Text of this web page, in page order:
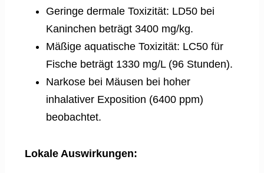
Geringe dermale Toxizität: LD50 bei
Kaninchen beträgt 3400 mg/kg.
Mäßige aquatische Toxizität: LC50 für
Fische beträgt 1330 mg/L (96 Stunden).
Narkose bei Mäusen bei hoher
inhalativer Exposition (6400 ppm)
beobachtet.
Lokale Auswirkungen: